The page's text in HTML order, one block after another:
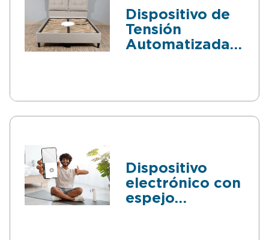
Dispositivo de
Tensión
Automatizada
Dispositivo
electrónico con
espejo